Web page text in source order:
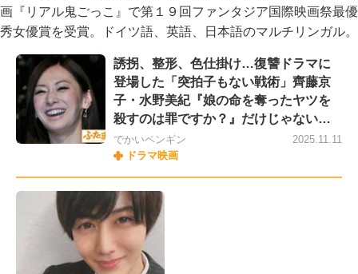
画『リアル鬼ごっこ』で第１９回ファンタジア国際映画祭最優
秀女優賞を受賞。ドイツ語、英語、日本語のマルチリンガル。
誘拐、整形、色仕掛け…復讐ドラマに
登場した「突拍子もない戦術」齊藤京
子・水野美紀『娘の命を奪ったヤツを
殺すのは罪ですか？』だけじゃない…
でかいペンギン
ドラマ映画
2025.11.11